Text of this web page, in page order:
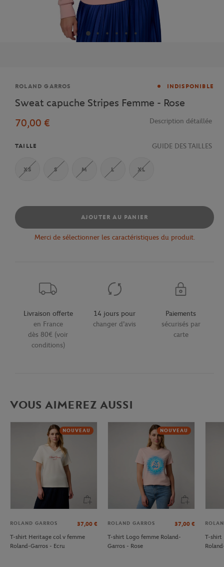
Marque
ROLAND GARROS INDISPONIBLE
Sweat capuche Stripes Femme - Rose
70,00 €
Description détaillée
TAILLE GUIDE DES TAILLES
XS S M L XL
AJOUTER AU PANIER
Merci de sélectionner les caractéristiques du produit.
Livraison offerte
en France
dès 80€ (voir
conditions)
14 jours pour
changer d'avis
Paiements
sécurisés par
carte
VOUS AIMEREZ AUSSI
NOUVEAU
ROLAND GARROS 37,00 €
T-shirt Heritage col v femme
Roland-Garros - Ecru
NOUVEAU
ROLAND GARROS 37,00 €
T-shirt Logo femme Roland-
Garros - Rose
T-shirt